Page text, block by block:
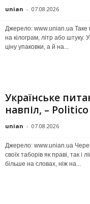
unian - 07.08.2026
Джерело: www.unian.ua Таке
на кілограм, літр або
ціну упаковки, а й на...
Українське
навпіл, – Politico
unian - 07.08.2026
Джерело: www.unian.ua
своїх таборів як праві, так і
більше на словах, ніж на...